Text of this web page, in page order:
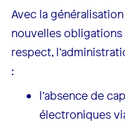
Avec la
nouvelles obligations
respect,
:
l’absence de
électroniques